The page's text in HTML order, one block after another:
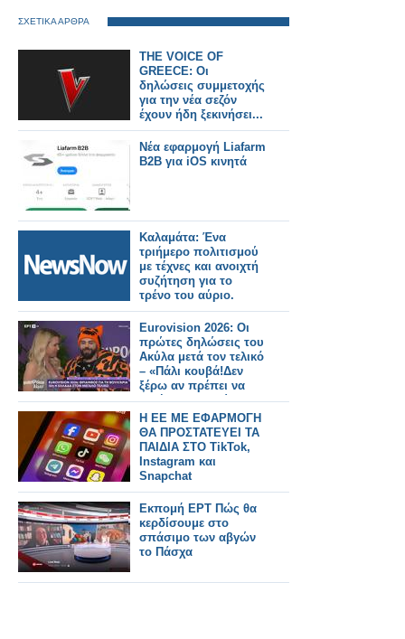
ΣΧΕΤΙΚΑ ΑΡΘΡΑ
THE VOICE OF
GREECE: Οι
δηλώσεις συμμετοχής
για την νέα σεζόν
έχουν ήδη ξεκινήσει...
Νέα εφαρμογή Liafarm
B2B για iOS κινητά
Καλαμάτα: Ένα
τριήμερο πολιτισμού
με τέχνες και ανοιχτή
συζήτηση για το
τρένο του αύριο.
Eurovision 2026: Οι
πρώτες δηλώσεις του
Ακύλα μετά τον τελικό
– «Πάλι κουβά!Δεν
ξέρω αν πρέπει να
ζητήσω συγγνώμη»
Η ΕΕ ΜΕ ΕΦΑΡΜΟΓΗ
ΘΑ ΠΡΟΣΤΑΤΕΥΕΙ ΤΑ
ΠΑΙΔΙΑ ΣΤΟ TikTok,
Instagram και
Snapchat
Εκπομή ΕΡΤ Πώς θα
κερδίσουμε στο
σπάσιμο των αβγών
το Πάσχα